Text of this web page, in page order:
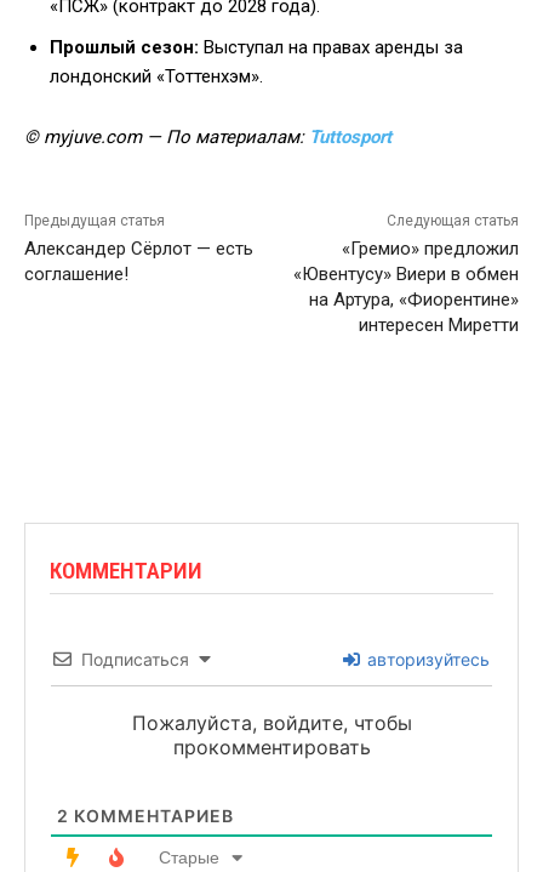
«ПСЖ» (контракт до 2028 года).
Прошлый сезон: Выступал на правах аренды за
лондонский «Тоттенхэм».
© myjuve.com — По материалам: Tuttosport
Предыдущая статья
Александер Сёрлот — есть
соглашение!
Следующая статья
«Гремио» предложил
«Ювентусу» Виери в обмен
на Артура, «Фиорентине»
интересен Миретти
КОММЕНТАРИИ
Подписаться авторизуйтесь
Пожалуйста, войдите, чтобы
прокомментировать
2 КОММЕНТАРИЕВ
Старые